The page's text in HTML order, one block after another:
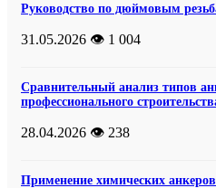
Руководство по дюймовым
31.05.2026 👁️ 1 004
Сравнительный анализ типов
профессионального
28.04.2026 👁️ 238
Применение химических